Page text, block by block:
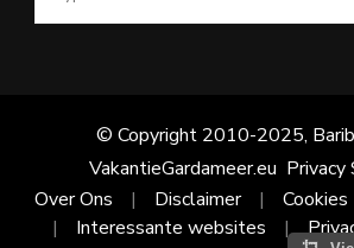
for
© Copyright 2010-2025,
VakantieGardameer.eu
Over Ons
Disclaimer
Cookies
Interessante websites